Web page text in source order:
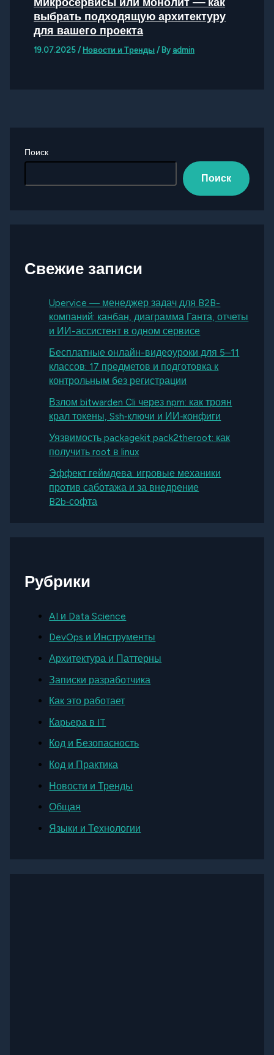
выбрать подходящую архитектуру
для вашего проекта
19.07.2025/ Новости и Тренды / By admin
Поиск
Поиск
Свежие записи
Upervice — менеджер задач для B2B-
компаний: канбан, диаграмма Ганта, отчеты
и ИИ-ассистент в одном сервисе
Бесплатные онлайн-видеоуроки для 5–11
классов: 17 предметов и подготовка к
контрольным без регистрации
Взлом bitwarden Cli через npm: как троян
крал токены, Ssh‑ключи и ИИ‑конфиги
Уязвимость packagekit pack2theroot: как
получить root в linux
Эффект геймдева: игровые механики
против саботажа и за внедрение
B2b‑софта
Рубрики
AI и Data Science
DevOps и Инструменты
Архитектура и Паттерны
Записки разработчика
Как это работает
Карьера в IT
Код и Безопасность
Код и Практика
Новости и Тренды
Общая
Языки и Технологии